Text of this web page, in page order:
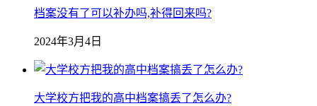
档案没有了可以补办吗,补得回来吗?
2024年3月4日
大学校方把我的高中档案搞丢了怎么办?